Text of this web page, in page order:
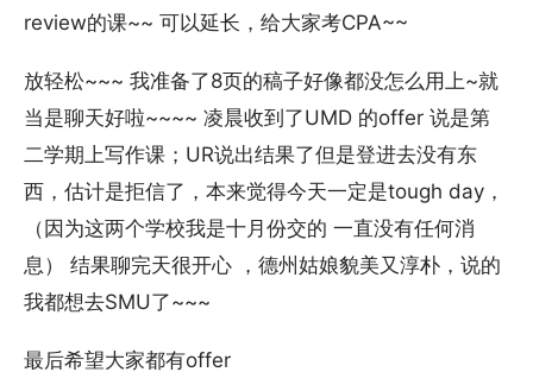
review的课~~ 可以延长，给大家考CPA~~
放轻松~~~ 我准备了8页的稿子好像都没怎么用上~就
当是聊天好啦~~~~ 凌晨收到了UMD 的offer 说是第
二学期上写作课；UR说出结果了但是登进去没有东
西，估计是拒信了，本来觉得今天一定是tough day，
（因为这两个学校我是十月份交的 一直没有任何消
息） 结果聊完天很开心 ，德州姑娘貌美又淳朴，说的
我都想去SMU了~~~
最后希望大家都有offer